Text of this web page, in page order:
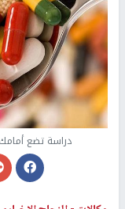
دراسة تضع